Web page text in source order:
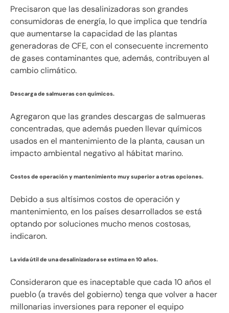
Precisaron que las desalinizadoras son grandes
consumidoras de energía, lo que implica que tendría
que aumentarse la capacidad de las plantas
generadoras de CFE, con el consecuente incremento
de gases contaminantes que, además, contribuyen al
cambio climático.
Descarga de salmueras con químicos.
Agregaron que las grandes descargas de salmueras
concentradas, que además pueden llevar químicos
usados en el mantenimiento de la planta, causan un
impacto ambiental negativo al hábitat marino.
Costos de operación y mantenimiento muy superior a otras opciones.
Debido a sus altísimos costos de operación y
mantenimiento, en los países desarrollados se está
optando por soluciones mucho menos costosas,
indicaron.
La vida útil de una desalinizadora se estima en 10 años.
Consideraron que es inaceptable que cada 10 años el
pueblo (a través del gobierno) tenga que volver a hacer
millonarias inversiones para reponer el equipo